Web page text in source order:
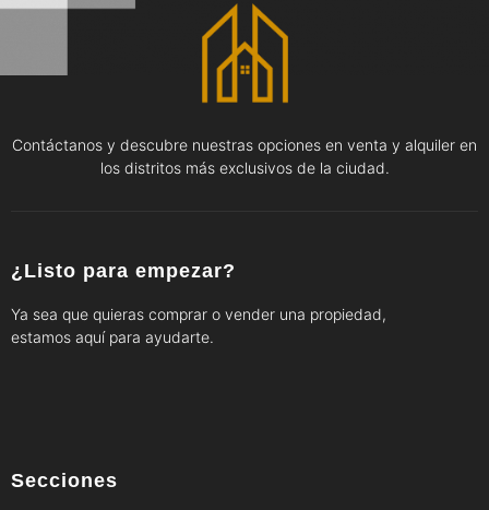
Contáctanos y descubre nuestras opciones en venta y alquiler en
los distritos más exclusivos de la ciudad.
¿Listo para empezar?
Ya sea que quieras comprar o vender una propiedad,
estamos aquí para ayudarte.
Secciones